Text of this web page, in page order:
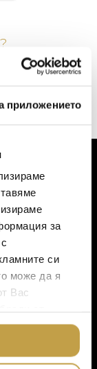
приложението
за
си
може да я
Вас
им.
ЗА ДОМА И
ЗА ДОМА
ЗА ДОМА
И КНИГИ
КЛАС
DIXON
ARAM
& GABBANA